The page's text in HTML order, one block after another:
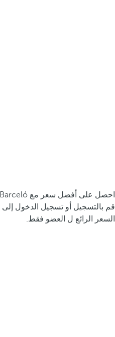
احصل على أفضل سعر مع MyBarceló
قم بالتسجيل أو تسجيل الدخول
السعر الرائع ل العضو فقط.